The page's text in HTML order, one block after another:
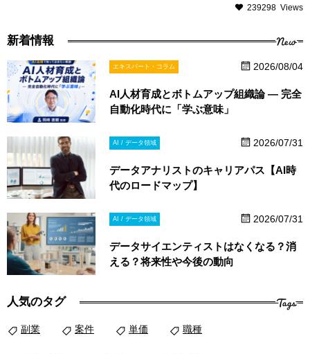
239298 Views
新着情報 New
エキスパート・コラム 2026/08/04
AI人材育成とボトムアップ組織論 ― 完全
自動化時代に「学ぶ意味」
AI / データ領域 2026/07/31
データアナリストのキャリアパス【AI時
代のロードマップ】
AI / データ領域 2026/07/31
データサイエンティストはなくなる？消
える？将来性や今後の動向
人気のタグ Tags
副業 案件 単価 職種